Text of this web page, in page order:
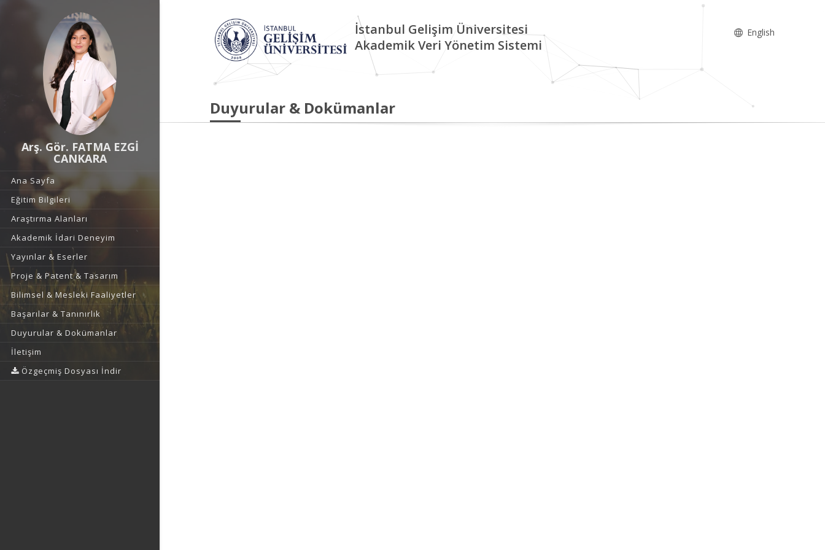
Arş. Gör. FATMA EZGİ
CANKARA
Ana Sayfa
Eğitim Bilgileri
Araştırma Alanları
Akademik İdari Deneyim
Yayınlar & Eserler
Proje & Patent & Tasarım
Bilimsel & Mesleki Faaliyetler
Başarılar & Tanınırlık
Duyurular & Dokümanlar
İletişim
Özgeçmiş Dosyası İndir
İstanbul Gelişim Üniversitesi
Akademik Veri Yönetim Sistemi
English
Duyurular & Dokümanlar